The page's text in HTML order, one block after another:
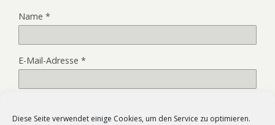
Diese Seite verwendet einige Cookies, um den Service zu optimieren.
Name *
E-Mail-Adresse *